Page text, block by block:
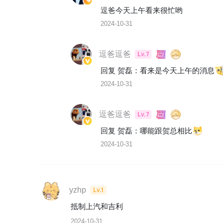
逗爸今天上午看来很忙哟
2024-10-31
逗爸逗爸
Lv.7
回复 贺磊 ： 看来是今天上午的消息
2024-10-31
逗爸逗爸
Lv.7
回复 贺磊 ： 哪能跟贺总相比
2024-10-31
yzhp
Lv.1
抵制上汽和吉利
2024-10-31